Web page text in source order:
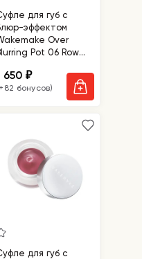
для губ с
эффектом
Over
Pot 06 Row
650₽
бонусов)
для губ с